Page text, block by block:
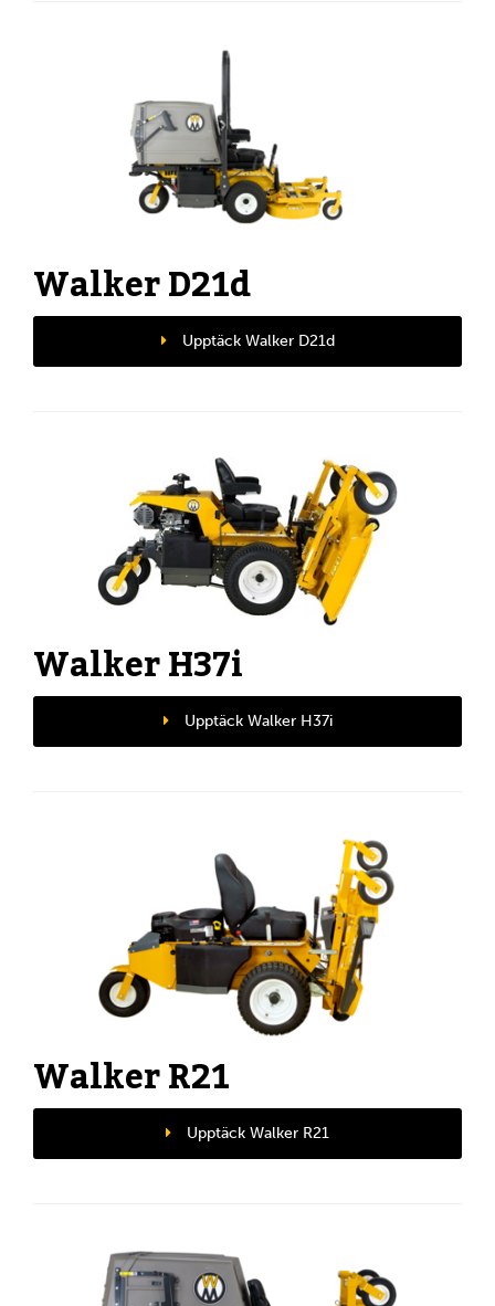
Walker D21d
Upptäck Walker D21d
Walker H37i
Upptäck Walker H37i
Walker R21
Upptäck Walker R21